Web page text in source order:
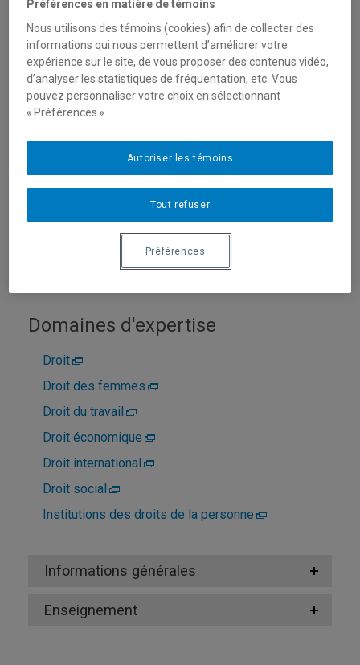
Unité:Département des sciences juridiques
lamarche.lucie@uqam.ca
: Français, Anglais, Espagnol
Domaines d'expertise
Droit
Droit des femmes
Droit du travail
Droit économique
Droit international
Droit social
Institutions des droits de la personne
Informations générales
Enseignement
Préférences en matière de témoins
Nous utilisons des témoins (cookies) afin de collecter des
informations qui nous permettent d’améliorer votre
expérience sur le site, de vous proposer des contenus vidéo,
d’analyser les statistiques de fréquentation, etc. Vous
pouvez personnaliser votre choix en sélectionnant
« Préférences ».
Tout refuser
Autoriser les témoins
Préférences